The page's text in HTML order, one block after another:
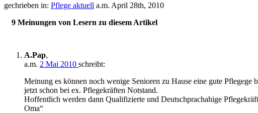
gechrieben in: Pflege aktuell a.m. April 28th, 2010
9 Meinungen von Lesern zu diesem Artikel
A.Pap,
a.m. 2 Mai 2010 schreibt:
Meinung es können noch wenige Senioren zu Hause eine gute
jetzt schon bei ex. Pflegekräften Notstand.
Hoffentlich werden dann Qualifizierte und Deutschprachahige
Oma“